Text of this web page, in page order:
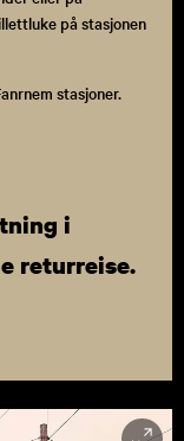
på stasjonen
stasjoner.
i
returreise.